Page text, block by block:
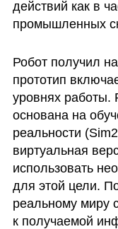
действий как в
промышленных
Робот получил
прототип
уровнях работы.
основана на
реальности
виртуальная
использовать
для этой цели.
реальному миру
к получаемой